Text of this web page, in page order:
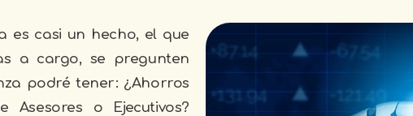
es casi un hecho, el que
a cargo, se pregunten
podré tener: ¿Ahorros
o Ejecutivos?